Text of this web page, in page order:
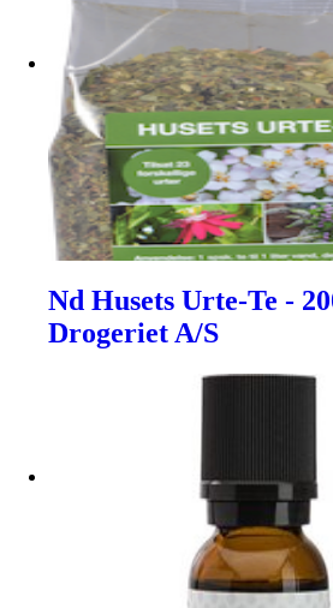
Nd Husets Urte-Te -
Drogeriet A/S